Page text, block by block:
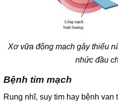
Xơ vữa động mạch gây thiểu
nhức đầu
Bệnh tim mạch
Rung nhĩ, suy tim hay bệnh van